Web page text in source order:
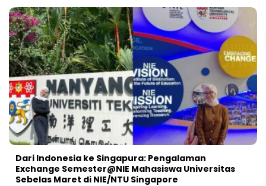
Dari Indonesia ke Singapura: Pengalaman
Exchange Semester@NIE Mahasiswa Universitas
Sebelas Maret di NIE/NTU Singapore